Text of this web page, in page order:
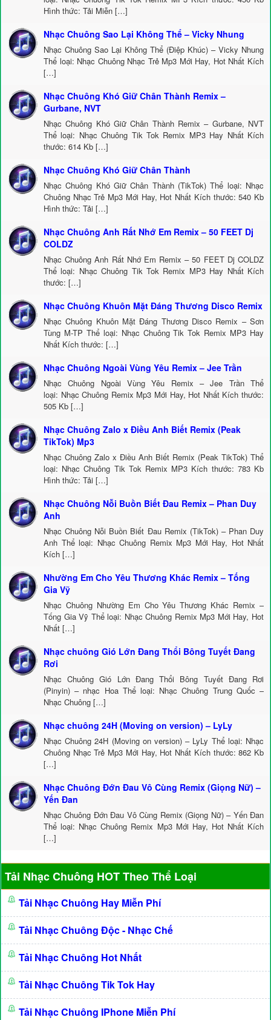
Hình thức: Tải Miễn […]
Nhạc Chuông Sao Lại Không Thể – Vicky Nhung
Nhạc Chuông Sao Lại Không Thể (Điệp Khúc) – Vicky Nhung
Thể loại: Nhạc Chuông Nhạc Trẻ Mp3 Mới Hay, Hot Nhất Kích
[…]
Nhạc Chuông Khó Giữ Chân Thành Remix –
Gurbane, NVT
Nhạc Chuông Khó Giữ Chân Thành Remix – Gurbane, NVT
Thể loại: Nhạc Chuông Tik Tok Remix MP3 Hay Nhất Kích
thước: 614 Kb […]
Nhạc Chuông Khó Giữ Chân Thành
Nhạc Chuông Khó Giữ Chân Thành (TikTok) Thể loại: Nhạc
Chuông Nhạc Trẻ Mp3 Mới Hay, Hot Nhất Kích thước: 540 Kb
Hình thức: Tải […]
Nhạc Chuông Anh Rất Nhớ Em Remix – 50 FEET Dj
COLDZ
Nhạc Chuông Anh Rất Nhớ Em Remix – 50 FEET Dj COLDZ
Thể loại: Nhạc Chuông Tik Tok Remix MP3 Hay Nhất Kích
thước: […]
Nhạc Chuông Khuôn Mặt Đáng Thương Disco Remix
Nhạc Chuông Khuôn Mặt Đáng Thương Disco Remix – Sơn
Tùng M-TP Thể loại: Nhạc Chuông Tik Tok Remix MP3 Hay
Nhất Kích thước: […]
Nhạc Chuông Ngoài Vùng Yêu Remix – Jee Trần
Nhạc Chuông Ngoài Vùng Yêu Remix – Jee Trần Thể
loại: Nhạc Chuông Remix Mp3 Mới Hay, Hot Nhất Kích thước:
505 Kb […]
Nhạc Chuông Zalo x Điều Anh Biết Remix (Peak
TikTok) Mp3
Nhạc Chuông Zalo x Điều Anh Biết Remix (Peak TikTok) Thể
loại: Nhạc Chuông Tik Tok Remix MP3 Kích thước: 783 Kb
Hình thức: Tải […]
Nhạc Chuông Nỗi Buồn Biết Đau Remix – Phan Duy
Anh
Nhạc Chuông Nỗi Buồn Biết Đau Remix (TikTok) – Phan Duy
Anh Thể loại: Nhạc Chuông Remix Mp3 Mới Hay, Hot Nhất
Kích […]
Nhường Em Cho Yêu Thương Khác Remix – Tống
Gia Vỹ
Nhạc Chuông Nhường Em Cho Yêu Thương Khác Remix –
Tống Gia Vỹ Thể loại: Nhạc Chuông Remix Mp3 Mới Hay, Hot
Nhất […]
Nhạc chuông Gió Lớn Đang Thổi Bông Tuyết Đang
Rơi
Nhạc Chuông Gió Lớn Đang Thổi Bông Tuyết Đang Rơi
(Pinyin) – nhạc Hoa Thể loại: Nhạc Chuông Trung Quốc –
Nhạc Chuông […]
Nhạc chuông 24H (Moving on version) – LyLy
Nhạc Chuông 24H (Moving on version) – LyLy Thể loại: Nhạc
Chuông Nhạc Trẻ Mp3 Mới Hay, Hot Nhất Kích thước: 862 Kb
[…]
Nhạc Chuông Đớn Đau Vô Cùng Remix (Giọng Nữ) –
Yến Đan
Nhạc Chuông Đớn Đau Vô Cùng Remix (Giọng Nữ) – Yến Đan
Thể loại: Nhạc Chuông Remix Mp3 Mới Hay, Hot Nhất Kích
[…]
Tải Nhạc Chuông HOT Theo Thể Loại
Tải Nhạc Chuông Hay Miễn Phí
Tải Nhạc Chuông Độc - Nhạc Chế
Tải Nhạc Chuông Hot Nhất
Tải Nhạc Chuông Tik Tok Hay
Tải Nhạc Chuông IPhone Miễn Phí